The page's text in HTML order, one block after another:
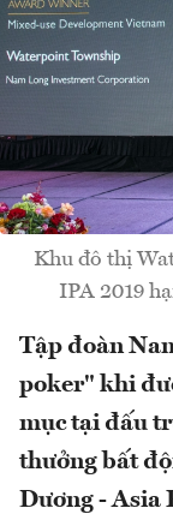
Khu đô thị
IPA 2019
Tập đoàn
poker" khi
mục tại đấu
thưởng bất
Dương - Asia